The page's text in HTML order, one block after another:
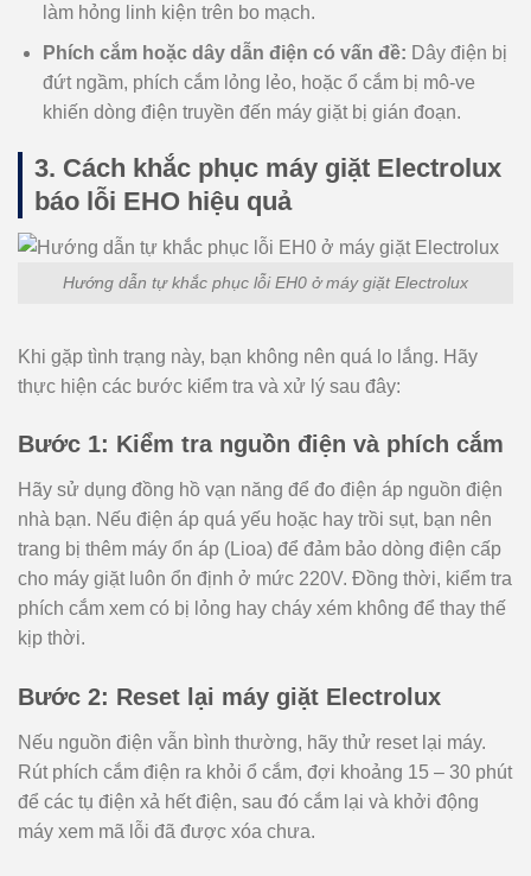
làm hỏng linh kiện trên bo mạch.
Phích cắm hoặc dây dẫn điện có vấn đề: Dây điện bị
đứt ngầm, phích cắm lỏng lẻo, hoặc ổ cắm bị mô-ve
khiến dòng điện truyền đến máy giặt bị gián đoạn.
3. Cách khắc phục máy giặt Electrolux
báo lỗi EHO hiệu quả
Hướng dẫn tự khắc phục lỗi EH0 ở máy giặt Electrolux
Khi gặp tình trạng này, bạn không nên quá lo lắng. Hãy
thực hiện các bước kiểm tra và xử lý sau đây:
Bước 1: Kiểm tra nguồn điện và phích cắm
Hãy sử dụng đồng hồ vạn năng để đo điện áp nguồn điện
nhà bạn. Nếu điện áp quá yếu hoặc hay trồi sụt, bạn nên
trang bị thêm máy ổn áp (Lioa) để đảm bảo dòng điện cấp
cho máy giặt luôn ổn định ở mức 220V. Đồng thời, kiểm tra
phích cắm xem có bị lỏng hay cháy xém không để thay thế
kịp thời.
Bước 2: Reset lại máy giặt Electrolux
Nếu nguồn điện vẫn bình thường, hãy thử reset lại máy.
Rút phích cắm điện ra khỏi ổ cắm, đợi khoảng 15 – 30 phút
để các tụ điện xả hết điện, sau đó cắm lại và khởi động
máy xem mã lỗi đã được xóa chưa.